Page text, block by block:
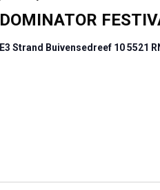
DOMINATOR
E3 Strand Buivensedreef 10 5521